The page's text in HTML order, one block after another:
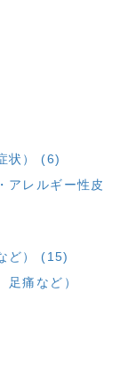
状） (6)
アレルギー性皮
ど） (15)
足痛など）